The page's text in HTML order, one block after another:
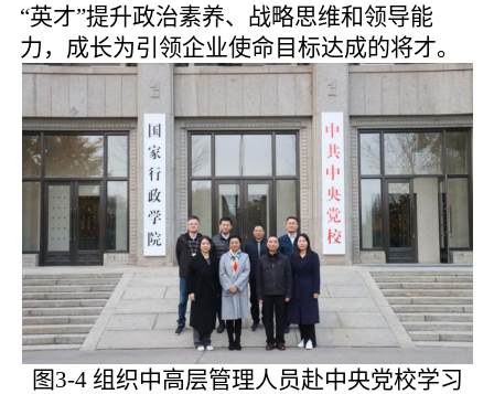
“英才”提升政治素养、战略思维和领导能
力，成长为引领企业使命目标达成的将才。
图3-4 组织中高层管理人员赴中央党校学习